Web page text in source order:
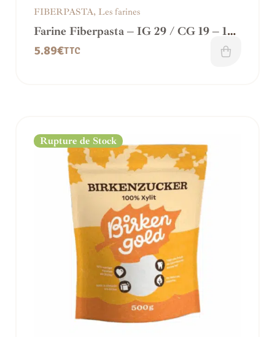
FIBERPASTA, Les farines
Farine Fiberpasta – IG 29 / CG 19 – 1
Kg
5.89€TTC
Rupture de Stock